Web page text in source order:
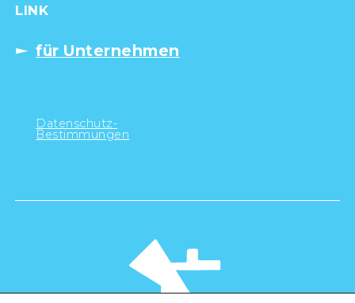
LINK
für Unternehmen
Datenschutz-
Bestimmungen